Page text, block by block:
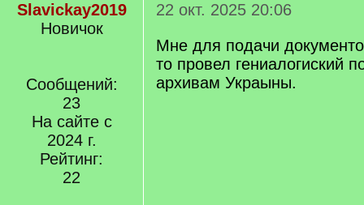
Slavickay2019
Новичок
Сообщений:
23
На сайте с
2024 г.
Рейтинг:
22
22 окт. 2025 20:06
Мне для подачи
то провел гениалогиский
архивам Украыны.